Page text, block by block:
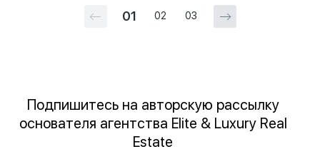
01 02 03
Подпишитесь на авторскую рассылку
основателя агентства Elite & Luxury Real
Estate